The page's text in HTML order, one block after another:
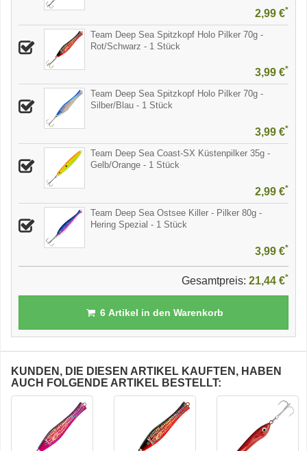
2,99 €*
Team Deep Sea Spitzkopf Holo Pilker 70g -
Rot/Schwarz - 1 Stück
3,99 €*
Team Deep Sea Spitzkopf Holo Pilker 70g -
Silber/Blau - 1 Stück
3,99 €*
Team Deep Sea Coast-SX Küstenpilker 35g -
Gelb/Orange - 1 Stück
2,99 €*
Team Deep Sea Ostsee Killer - Pilker 80g -
Hering Spezial - 1 Stück
3,99 €*
Gesamtpreis: 21,44 €*
6Artikel in den Warenkorb
KUNDEN, DIE DIESEN ARTIKEL KAUFTEN, HABEN
AUCH FOLGENDE ARTIKEL BESTELLT: